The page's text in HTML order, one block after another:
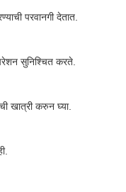
परवानगी देतात.
सुनिश्चित करते.
खात्री करुन घ्या.